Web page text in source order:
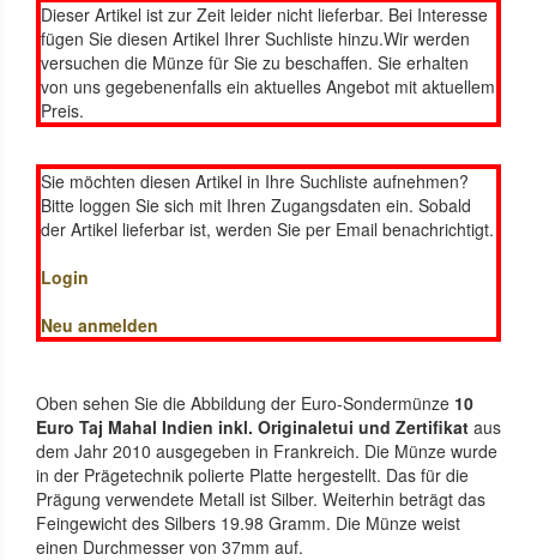
Dieser Artikel ist zur Zeit leider nicht lieferbar. Bei Interesse
fügen Sie diesen Artikel Ihrer Suchliste hinzu.Wir werden
versuchen die Münze für Sie zu beschaffen. Sie erhalten
von uns gegebenenfalls ein aktuelles Angebot mit aktuellem
Preis.
Sie möchten diesen Artikel in Ihre Suchliste aufnehmen?
Bitte loggen Sie sich mit Ihren Zugangsdaten ein. Sobald
der Artikel lieferbar ist, werden Sie per Email benachrichtigt.
Login
Neu anmelden
Oben sehen Sie die Abbildung der Euro-Sondermünze 10
Euro Taj Mahal Indien inkl. Originaletui und Zertifikat aus
dem Jahr 2010 ausgegeben in Frankreich. Die Münze wurde
in der Prägetechnik polierte Platte hergestellt. Das für die
Prägung verwendete Metall ist Silber. Weiterhin beträgt das
Feingewicht des Silbers 19.98 Gramm. Die Münze weist
einen Durchmesser von 37mm auf.